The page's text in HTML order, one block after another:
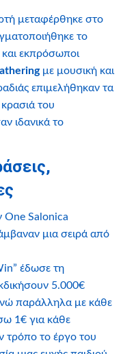
μεταφέρθηκε στο
το
και εκπρόσωποι
με μουσική και
επιμελήθηκαν τα
του
ιδανικά το
One Salonica
μια σειρά από
έδωσε τη
5.000€
παράλληλα με κάθε
1€ για κάθε
τρόπο το έργο του